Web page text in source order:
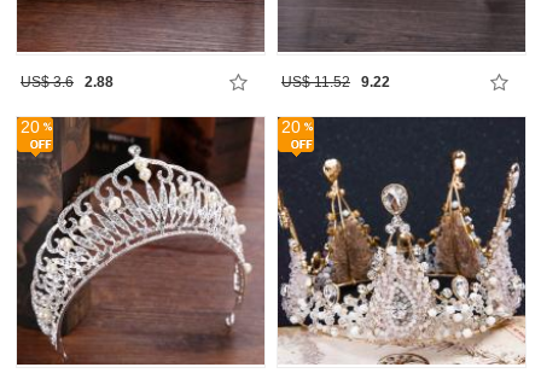
US$ 3.6 2.88 US$ 11.52 9.22
20 20